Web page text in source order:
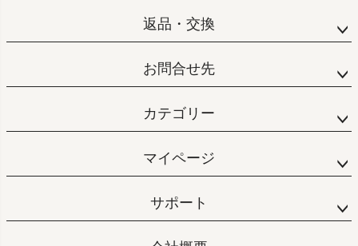
返品・交換
お問合せ先
カテゴリー
マイページ
サポート